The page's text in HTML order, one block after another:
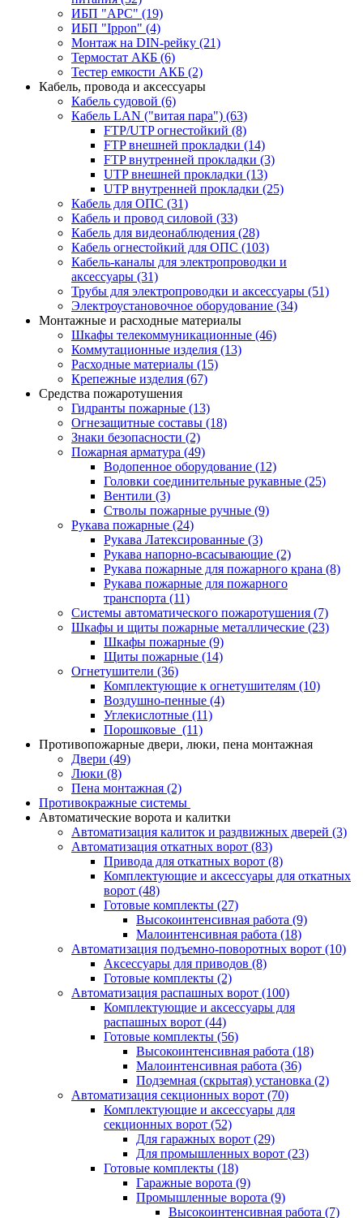
ИБП "APC" (19)
ИБП "Ippon" (4)
Монтаж на DIN-рейку (21)
Термостат АКБ (6)
Тестер емкости АКБ (2)
Кабель, провода и аксессуары
Кабель судовой (6)
Кабель LAN ("витая пара") (63)
FTP/UTP огнестойкий (8)
FTP внешней прокладки (14)
FTP внутренней прокладки (3)
UTP внешней прокладки (13)
UTP внутренней прокладки (25)
Кабель для ОПС (31)
Кабель и провод силовой (33)
Кабель для видеонаблюдения (28)
Кабель огнестойкий для ОПС (103)
Кабель-каналы для электропроводки и
аксессуары (31)
Трубы для электропроводки и аксессуары (51)
Электроустановочное оборудование (34)
Монтажные и расходные материалы
Шкафы телекоммуникационные (46)
Коммутационные изделия (13)
Расходные материалы (15)
Крепежные изделия (67)
Средства пожаротушения
Гидранты пожарные (13)
Огнезащитные составы (18)
Знаки безопасности (2)
Пожарная арматура (49)
Водопенное оборудование (12)
Головки соединительные рукавные (25)
Вентили (3)
Стволы пожарные ручные (9)
Рукава пожарные (24)
Рукава Латексированные (3)
Рукава напорно-всасывающие (2)
Рукава пожарные для пожарного крана (8)
Рукава пожарные для пожарного
транспорта (11)
Системы автоматического пожаротушения (7)
Шкафы и щиты пожарные металлические (23)
Шкафы пожарные (9)
Щиты пожарные (14)
Огнетушители (36)
Комплектующие к огнетушителям (10)
Воздушно-пенные (4)
Углекислотные (11)
Порошковые (11)
Противопожарные двери, люки, пена монтажная
Двери (49)
Люки (8)
Пена монтажная (2)
Противокражные системы
Автоматические ворота и калитки
Автоматизация калиток и раздвижных дверей (3)
Автоматизация откатных ворот (83)
Привода для откатных ворот (8)
Комплектующие и аксессуары для откатных
ворот (48)
Готовые комплекты (27)
Высокоинтенсивная работа (9)
Малоинтенсивная работа (18)
Автоматизация подъемно-поворотных ворот (10)
Аксессуары для приводов (8)
Готовые комплекты (2)
Автоматизация распашных ворот (100)
Комплектующие и аксессуары для
распашных ворот (44)
Готовые комплекты (56)
Высокоинтенсивная работа (18)
Малоинтенсивная работа (36)
Подземная (скрытая) установка (2)
Автоматизация секционных ворот (70)
Комплектующие и аксессуары для
секционных ворот (52)
Для гаражных ворот (29)
Для промышленных ворот (23)
Готовые комплекты (18)
Гаражные ворота (9)
Промышленные ворота (9)
Высокоинтенсивная работа (7)